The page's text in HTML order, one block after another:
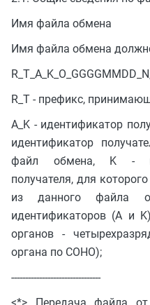
Имя файла обмена
Имя файла обмена
R_T - префикс,
A_K - идентификатор
идентификатор
файл обмена, K -
получателя, для
из данного файла
идентификаторов (A и
органов -
органа по СОНО);
--------------------------------